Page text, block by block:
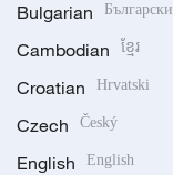
Bulgarian Български
Cambodian ខ្មែរ
Croatian Hrvatski
Czech Český
English English